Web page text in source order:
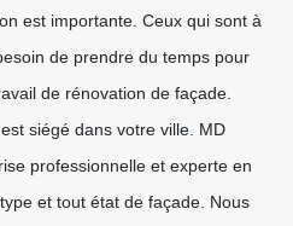
est importante. Ceux qui sont à
de prendre du temps pour
de rénovation de façade.
siégé dans votre ville. MD
professionnelle et experte en
et tout état de façade. Nous